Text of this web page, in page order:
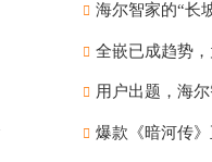
海尔智家的“长
全嵌已成趋势
用户出题，海
爆款《暗河传